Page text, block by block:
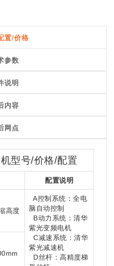
置/价格
参数
说明
内容
网点
型号/价格/配置
配置说明
高度
A控制系统：全电
脑自动控制
B动力系统：清华
紫光变频电机
C减速系统：清华
紫光减速机
D丝杆：高精度梯